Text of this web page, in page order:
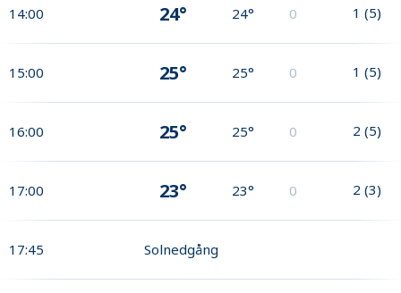
14:00 24° 24° 0 1 (5)
15:00 25° 25° 0 1 (5)
16:00 25° 25° 0 2 (5)
17:00 23° 23° 0 2 (3)
17:45 Solnedgång